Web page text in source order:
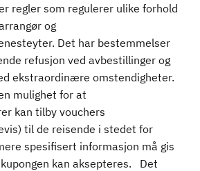
regler som regulerer ulike forhold
og
Det har bestemmelser
refusjon ved avbestillinger og
ekstraordinære omstendigheter.
mulighet for at
kan tilby vouchers
til de reisende i stedet for
spesifisert informasjon må gis
kan aksepteres. Det